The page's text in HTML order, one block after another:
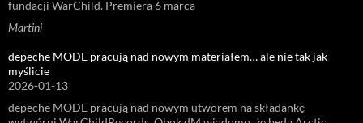
fundacji WarChild. Premiera 6 marca
Martini
depeche MODE pracują nad nowym materiałem… ale nie tak jak
myślicie
2026-01-13
depeche MODE pracują nad nowym utworem na składankę